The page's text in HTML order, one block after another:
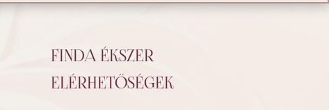
FINDA ÉKSZER
ELÉRHETŐSÉGEK